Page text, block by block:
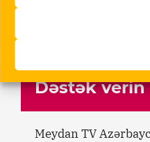
Dəstək verin
Meydan TV